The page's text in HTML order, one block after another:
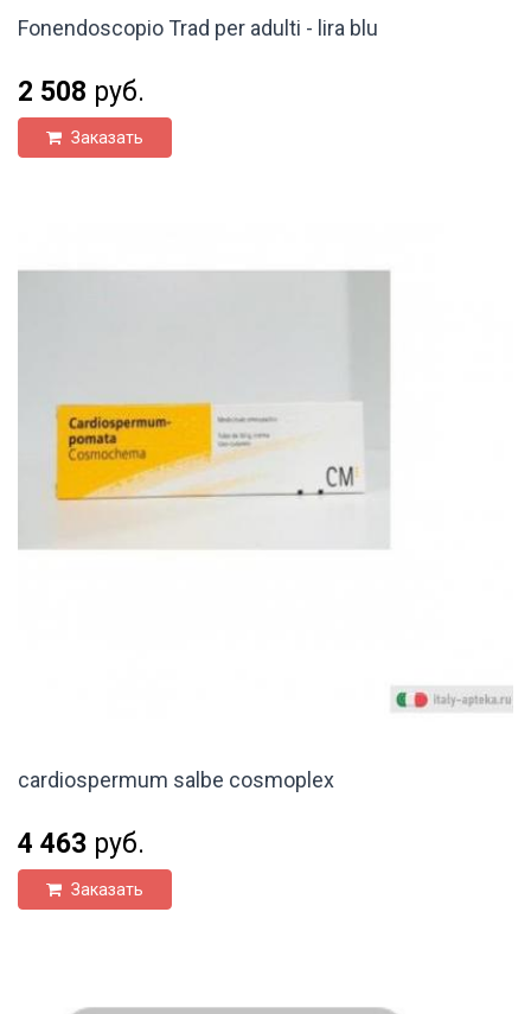
Fonendoscopio Trad per adulti - lira blu
2 508 руб.
Заказать
cardiospermum salbe cosmoplex
4 463 руб.
Заказать